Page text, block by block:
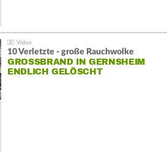
10 Verletzte - große Rauchwolke
GROSSBRAND IN GERNSHEIM E
NDLICH GELÖSCHT